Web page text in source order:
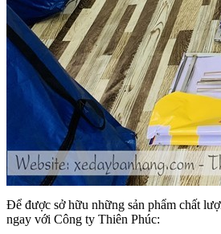
Để được sở hữu những sản phẩm chất
ngay với Công ty Thiên Phúc: